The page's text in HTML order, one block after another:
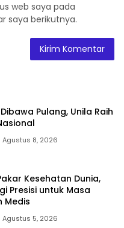
web saya pada
saya berikutnya.
Pulang, Unila Raih
Agustus 8, 2026
Kesehatan Dunia,
Presisi untuk Masa
Medis
Agustus 5, 2026